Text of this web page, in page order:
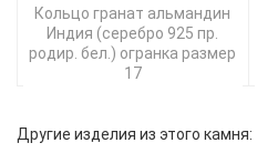
Кольцо гранат альмандин
Индия (серебро 925 пр.
родир. бел.) огранка размер
17
Другие изделия из этого камня: